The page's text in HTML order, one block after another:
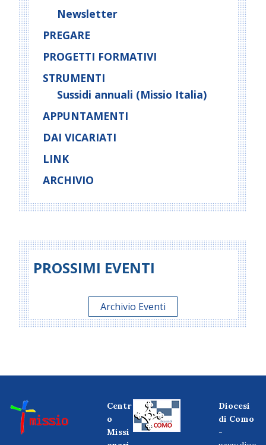
Newsletter
PREGARE
PROGETTI FORMATIVI
STRUMENTI
Sussidi annuali (Missio Italia)
APPUNTAMENTI
DAI VICARIATI
LINK
ARCHIVIO
PROSSIMI EVENTI
Archivio Eventi
Centr
o
Missi
Diocesi
di Como
-